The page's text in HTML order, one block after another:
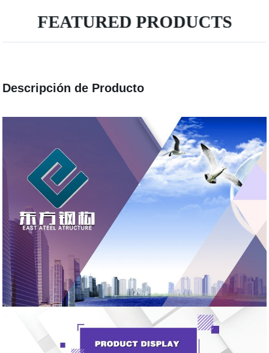
FEATURED PRODUCTS
Descripción de Producto